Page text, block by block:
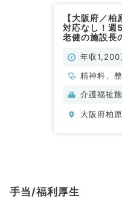
【大阪府／
対応なし！週
老健の施設長
科／常勤）
年収1,200
精神科、
ション科
介護福祉
大阪府柏
手当/福利厚生